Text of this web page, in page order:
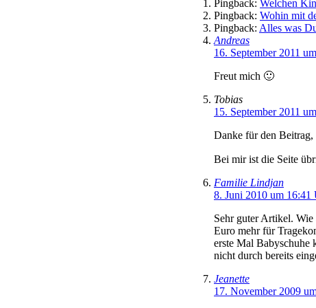
Pingback: Welchen
Pingback: Wohin mit
Pingback: Alles was
Andreas
16. September 2011
Freut mich 🙂
Tobias
15. September 2011
Danke für den
Bei mir ist die Seite
Familie Lindjan
8. Juni 2010 um 16:41
Sehr guter Artikel.
Euro mehr für
erste Mal Babyschuhe
nicht durch bereits
Jeanette
17. November 2009